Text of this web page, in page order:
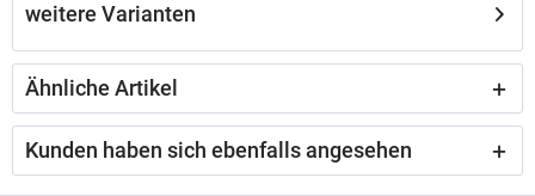
weitere Varianten
Ähnliche Artikel
Kunden haben sich ebenfalls angesehen